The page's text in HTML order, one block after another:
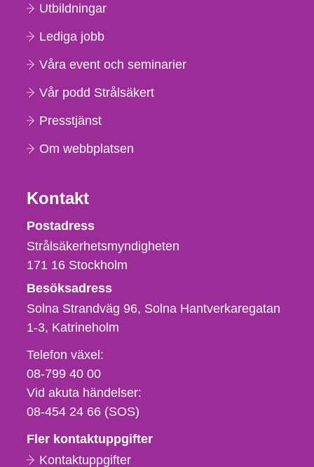
Utbildningar
Lediga jobb
Våra event och seminarier
Vår podd Strålsäkert
Presstjänst
Om webbplatsen
Kontakt
Strålsäkerhetsmyndigheten
Postadress
Strålsäkerhetsmyndigheten
171 16 Stockholm
Besöksadress
Solna Strandväg 96, Solna Hantverkaregatan
1-3 Katrineholm
Telefon,
fax
och
e-
Telefon växel:
08-799 40 00
Vid akuta händelser:
08-454 24 66 (SOS)
Fler kontaktuppgifter
Kontaktuppgifter